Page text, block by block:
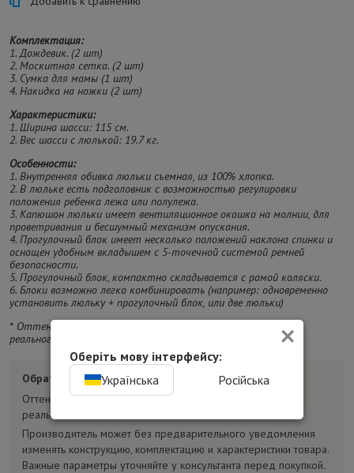
Комплектация:
1. Дождевик. (2 шт)
2. Москитная сетка. (2 шт)
3. Сумка для мамы (1 шт)
4. Накидка на ножки (2 шт)
Характеристики:
1. Ширина шасси: 115 см.
2. Вес шасси с люлькой: 19.7 кг.
Особенности:
1. Внутренняя обивка люльки съемная, из 100% хлопка.
2. В люльке есть подголовник с возможностью регулировки
положения ребенка лежа или полулежа.
3. Капюшон люльки имеет вентиляционное окошко на молнии, для
проветривания и бесшумный механизм опускания.
4. Прогулочный блок имеет несколько положений наклона спинки и
оснащен удобным вкладышем с 5-точечной системой ремней
безопасности.
5. Прогулочный блок, компактно складывается с рамой коляски.
6. Блоки возможно легко комбинировать (например: одновременно
установить люльку + прогулочный блок, или две люльки)
* Оттенок изделия на фотографии может отличаться от
реального.
Обратите внимание:
Оттенок товара на фотографиях может отличаться от
реального.
Производитель может без предварительного уведомления
изменять конструкцию, комплектацию и характеристики товара.
Важные параметры уточняйте у консультанта перед покупкой.
×
Оберіть мову інтерфейсу:
Українська
Російська